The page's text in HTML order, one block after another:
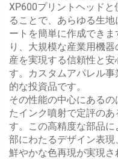
XP600プリントヘッド
ることで、あらゆる生
ートを簡単に作成でき
り、大規模な産業用機
産を実現する信頼性と
す。カスタムアパレル
的な投資品です。
その性能の中心にある
たインク噴射で定評の
す。この高精度な部品
部にわたるデザイン表現
鮮やかな色再現が実現